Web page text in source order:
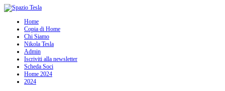
Home
Copia di Home
Chi Siamo
Nikola Tesla
Admin
Iscriviti alla newsletter
Scheda Soci
Home 2024
2024